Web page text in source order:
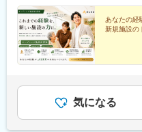
■当社の特徴・魅力：
パラマウントベッドホー
する超高齢化社会に必要
おり、医療・介護に関わ
ア環境の創造をテーマに
便性を考慮の上決定しま
かる交通費や宿泊費は会
内禁煙）
年収】600万円～※経験・
決定します※時間外手当
あなたの経
新規施設の
気になる